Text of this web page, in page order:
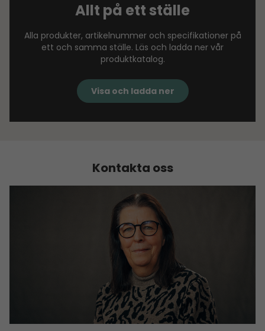
Allt på ett ställe
Alla produkter, artikelnummer och specifikationer på
ett och samma ställe. Läs och ladda ner vår
produktkatalog.
Visa och ladda ner
Kontakta oss